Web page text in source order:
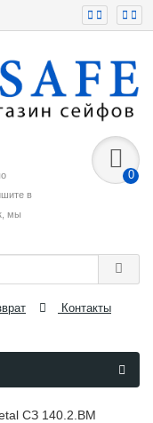
в
мы
0
Контакты
СЗ 140.2.ВМ